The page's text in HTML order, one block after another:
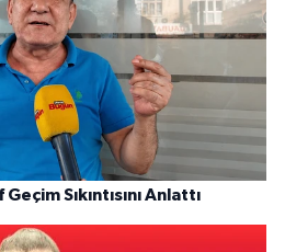
Sıkıntısını Anlattı